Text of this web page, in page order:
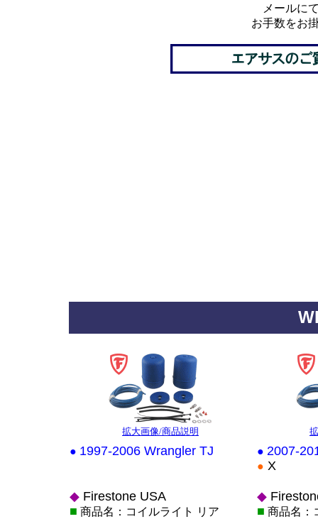
メールに
お手数をお
拡大画像/商品説明
● 1997-2006 Wrangler TJ
◆ Firestone USA
■ 商品名：コイルライト リア
● 2007-
● X
◆
■ 商品名：